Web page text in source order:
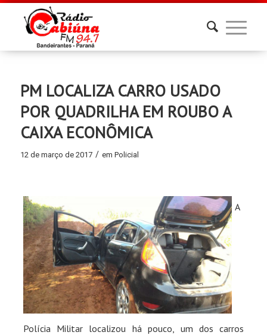
PM LOCALIZA CARRO USADO
POR QUADRILHA EM ROUBO A
CAIXA ECONÔMICA
12 de março de 2017 / em Policial
A
Polícia Militar localizou há pouco, um dos carros